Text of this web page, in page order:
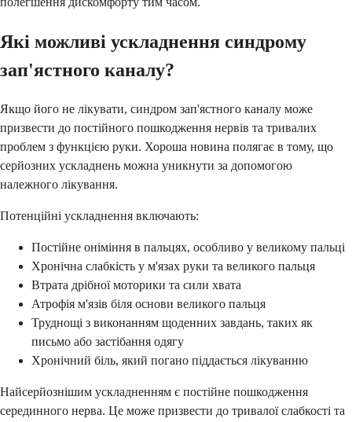
Які можливі ускладнення синдрому
зап'ястного каналу?
Якщо його не лікувати, синдром зап'ястного каналу може
призвести до постійного пошкодження нервів та тривалих
проблем з функцією руки. Хороша новина полягає в тому, що
серйозних ускладнень можна уникнути за допомогою
належного лікування.
Потенційні ускладнення включають:
Постійне оніміння в пальцях, особливо у великому пальці
Хронічна слабкість у м'язах руки та великого пальця
Втрата дрібної моторики та сили хвата
Атрофія м'язів біля основи великого пальця
Труднощі з виконанням щоденних завдань, таких як
письмо або застібання одягу
Хронічний біль, який погано піддається лікуванню
Найсерйознішим ускладненням є постійне пошкодження
серединного нерва. Це може призвести до тривалої слабкості та